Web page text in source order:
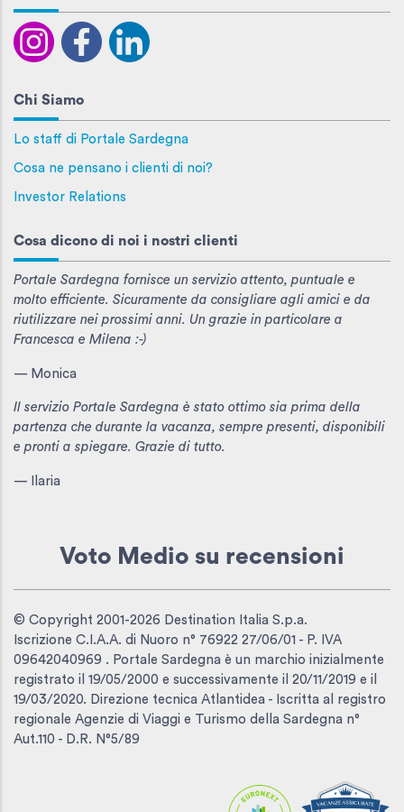
Chi Siamo
Lo staff di Portale Sardegna
Cosa ne pensano i clienti di noi?
Investor Relations
Cosa dicono di noi i nostri clienti
Portale Sardegna fornisce un servizio attento, puntuale e
molto efficiente. Sicuramente da consigliare agli amici e da
riutilizzare nei prossimi anni. Un grazie in particolare a
Francesca e Milena :-)
— Monica
Il servizio Portale Sardegna è stato ottimo sia prima della
partenza che durante la vacanza, sempre presenti, disponibili
e pronti a spiegare. Grazie di tutto.
— Ilaria
Voto Medio su recensioni
© Copyright 2001-2026 Destination Italia S.p.a.
Iscrizione C.I.A.A. di Nuoro n° 76922 27/06/01 - P. IVA
09642040969 . Portale Sardegna è un marchio inizialmente
registrato il 19/05/2000 e successivamente il 20/11/2019 e il
19/03/2020. Direzione tecnica Atlantidea - Iscritta al registro
regionale Agenzie di Viaggi e Turismo della Sardegna n°
Aut.110 - D.R. N°5/89